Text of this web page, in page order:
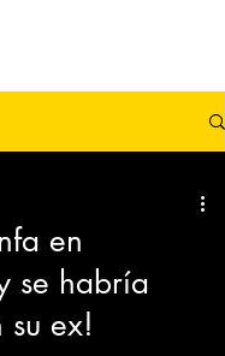
en
se habría
ex!